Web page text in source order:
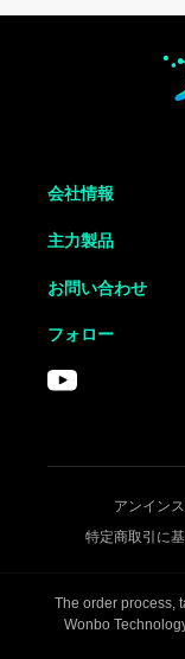
会社情報
主力製品
お問い合わせ
フォロー
アンイン
特定商取引に
The order process,
Wonbo